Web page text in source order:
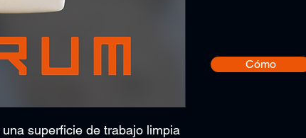
superficie de trabajo limpia
Cómo